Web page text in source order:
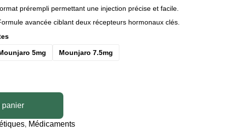
prérempli permettant une injection précise et facile.
avancée ciblant deux récepteurs hormonaux clés.
5mg Mounjaro 7.5mg
panier
, Médicaments